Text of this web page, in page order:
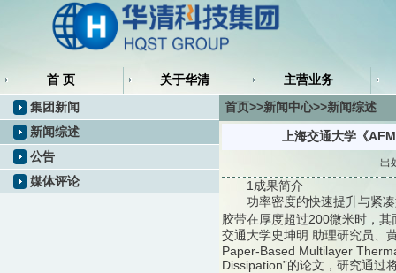
首 页 关于华清 主营业务
集团新闻
新闻综述
公告
媒体评论
首页>>新闻中心>>新闻综述
上海交通大学《
出
1成果简介
功率密度的快速提升与紧凑
胶带在厚度超过200微米时，其
交通大学史坤明 助理研究员、
Paper-Based Multilayer
Dissipation”的论文，研究通过